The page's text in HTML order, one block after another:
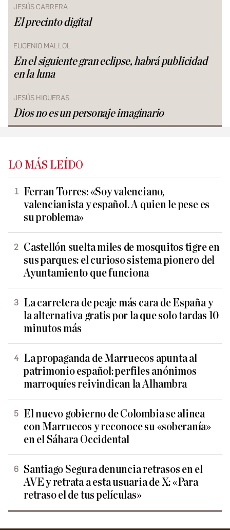
JESÚS CABRERA
El precinto digital
EUGENIO MALLOL
En el siguiente gran eclipse, habrá publicidad
en la luna
JESÚS HIGUERAS
Dios no es un personaje imaginario
LO MÁS LEÍDO
Ferran Torres: «Soy valenciano,
valencianista y español. A quien le pese es
su problema»
Castellón suelta miles de mosquitos tigre en
sus parques: el curioso sistema pionero del
Ayuntamiento que funciona
La carretera de peaje más cara de España y
la alternativa gratis por la que solo tardas 10
minutos más
La propaganda de Marruecos apunta al
patrimonio español: perfiles anónimos
marroquíes reivindican la Alhambra
El nuevo gobierno de Colombia se alinea
con Marruecos y reconoce su «soberanía»
en el Sáhara Occidental
Santiago Segura denuncia retrasos en el
AVE y retrata a esta usuaria de X: «Para
retraso el de tus películas»